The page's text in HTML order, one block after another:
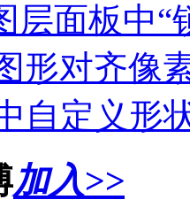
层面板中
形对齐像
自定义形
加入>>